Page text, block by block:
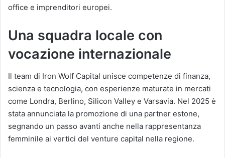
office e imprenditori europei.
Una squadra locale con
vocazione internazionale
Il team di Iron Wolf Capital unisce competenze di finanza,
scienza e tecnologia, con esperienze maturate in mercati
come Londra, Berlino, Silicon Valley e Varsavia. Nel 2025 è
stata annunciata la promozione di una partner estone,
segnando un passo avanti anche nella rappresentanza
femminile ai vertici del venture capital nella regione.